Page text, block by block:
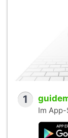
1
Im